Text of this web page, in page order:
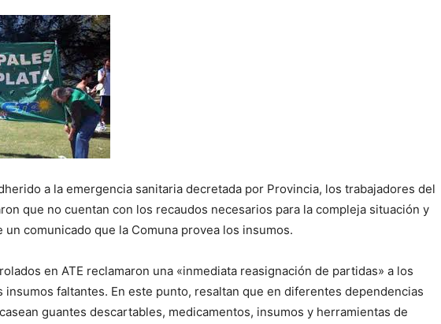
a la emergencia sanitaria decretada por Provincia, los trabajadores del
que no cuentan con los recaudos necesarios para la compleja situación y
un comunicado que la Comuna provea los insumos.
en ATE reclamaron una «inmediata reasignación de partidas» a los
faltantes. En este punto, resaltan que en diferentes dependencias
guantes descartables, medicamentos, insumos y herramientas de